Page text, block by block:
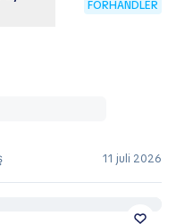
FORHANDLER
11 juli 2026